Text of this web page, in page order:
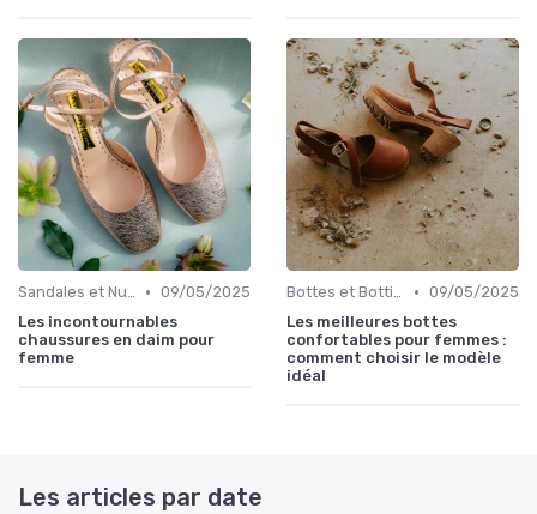
Sandales et Nu-pieds • 09/05/2025
Les incontournables
chaussures en daim pour
femme
Bottes et Bottines • 09/05/2025
Les meilleures bottes
confortables pour femmes :
comment choisir le modèle
idéal
Les articles par date